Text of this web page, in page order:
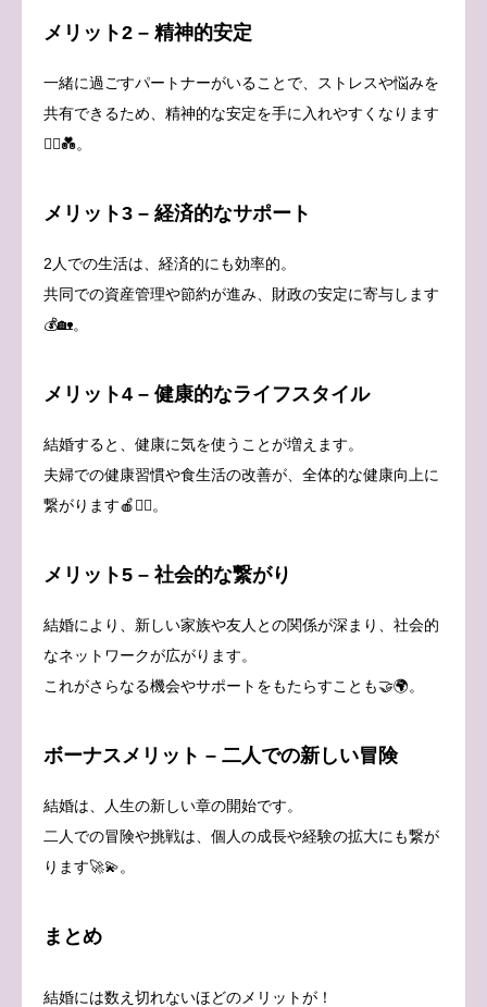
メリット2 – 精神的安定
一緒に過ごすパートナーがいることで、ストレスや悩みを
共有できるため、精神的な安定を手に入れやすくなります
🧘‍♀️💑。
メリット3 – 経済的なサポート
2人での生活は、経済的にも効率的。
共同での資産管理や節約が進み、財政の安定に寄与します
💰🏡。
メリット4 – 健康的なライフスタイル
結婚すると、健康に気を使うことが増えます。
夫婦での健康習慣や食生活の改善が、全体的な健康向上に
繋がります🍎🏋️‍♂️。
メリット5 – 社会的な繋がり
結婚により、新しい家族や友人との関係が深まり、社会的
なネットワークが広がります。
これがさらなる機会やサポートをもたらすことも🤝🌍。
ボーナスメリット – 二人での新しい冒険
結婚は、人生の新しい章の開始です。
二人での冒険や挑戦は、個人の成長や経験の拡大にも繋が
ります🚀💫。
まとめ
結婚には数え切れないほどのメリットが！